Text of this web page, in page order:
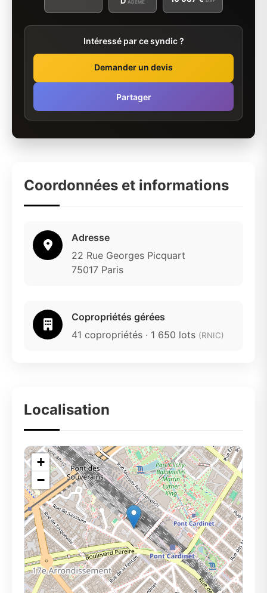
ADEME
Intéressé par ce syndic ?
Demander un devis
Partager
Coordonnées et informations
Adresse
22 Rue Georges Picquart
75017 Paris
Copropriétés gérées
41 copropriétés · 1 650 lots (RNIC)
Localisation
+
−